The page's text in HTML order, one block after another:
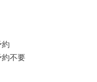
約
不要